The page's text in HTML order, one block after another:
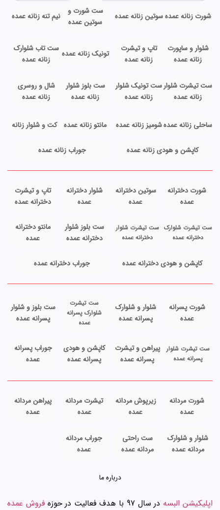
شورت زنانه عمده سوتین زنانه عمده
ست شورت و
سوتین عمده
نیم تنه زنانه عمده
شلوار و ساپورت
زنانه عمده
تاپ و تیشرت
زنانه عمده
تونیک زنانه عمده
ست تاب شلوارک
زنانه عمده
ست تیشرت شلوار
زنانه عمده
ست تونیک شلوار
زنانه عمده
ست بلوز شلوار
زنانه عمده
شال و روسری
زنانه عمده
ساحلی زنانه عمدهشومیز زنانه عمده مانتو زنانه عمده کت و شلوار زنانه
کاپشن و هودی زنانه عمده جوراب زنانه عمده
شورت دخترانه
عمده
سوتین دخترانه
عمده
شلوار دخترانه
عمده
تاپ و تیشرت
دخترانه عمده
ست تیشرت شلوارک
دخترانه عمده
ست تیشرت شلوار
دخترانه عمده
ست بلوز شلوار
دخترانه عمده
مانتو دخترانه
عمده
کاپشن و هودی دخترانه عمده جوراب دخترانه عمده
شورت پسرانه
عمده
شلوار و شلوارک
پسرانه عمده
ست تیشرت
شلوارک پسرانه
عمده
ست بلوز و شلوار
پسرانه عمده
ست تیشرت شلوار
پسرانه عمده
پیراهن و تیشرت
پسرانه عمده
کاپشن و هودی
پسرانه عمده
جوراب پسرانه
عمده
شورت مردانه
عمده
زیرپوش مردانه
عمده
تیشرت مردانه
عمده
پیراهن مردانه
عمده
شلوار و شلوارک
مردانه عمده
ست راحتی
مردانه عمده
جوراب مردانه
عمده
درباره ما
اپلیکیشن البسه در سال 97 با هدف فعالیت در حوزه
فروش عمده